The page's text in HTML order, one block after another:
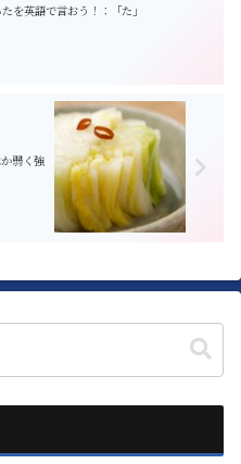
を英語で言おう！：「た」
弱く強